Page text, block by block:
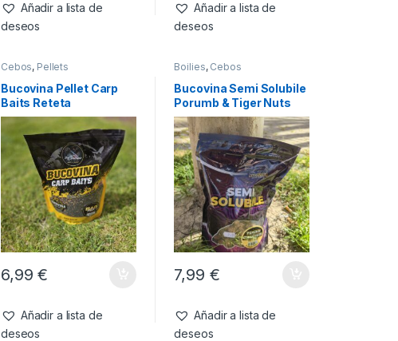
Añadir a lista de
deseos
Añadir a lista de
deseos
Cebos, Pellets
Bucovina Pellet Carp
Baits Reteta
Succesului Bag Mix
2,3,4,5,6mm
6,99€
Añadir a lista de
deseos
Boilies, Cebos
Bucovina Semi Solubile
Porumb & Tiger Nuts
18mm 800g
7,99 €
Añadir a lista de
deseos